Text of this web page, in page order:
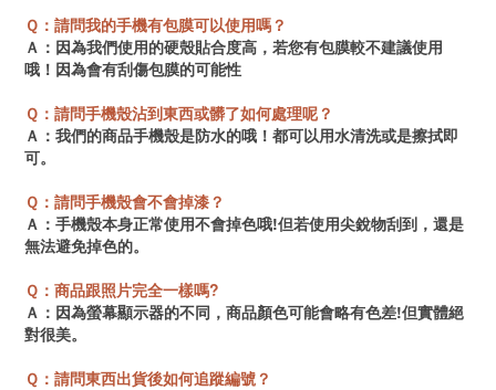
Ｑ：請問我的手機有包膜可以使用嗎？
Ａ：因為我們使用的硬殼貼合度高，若您有包膜較不建議使用
哦！因為會有刮傷包膜的可能性
Ｑ：請問手機殼沾到東西或髒了如何處理呢？
Ａ：我們的商品手機殼是防水的哦！都可以用水清洗或是擦拭即
可。
Ｑ：請問手機殼會不會掉漆？
Ａ：手機殼本身正常使用不會掉色哦!但若使用尖銳物刮到，還是
無法避免掉色的。
Ｑ：商品跟照片完全一樣嗎?
Ａ：因為螢幕顯示器的不同，商品顏色可能會略有色差!但實體絕
對很美。
Ｑ：請問東西出貨後如何追蹤編號？